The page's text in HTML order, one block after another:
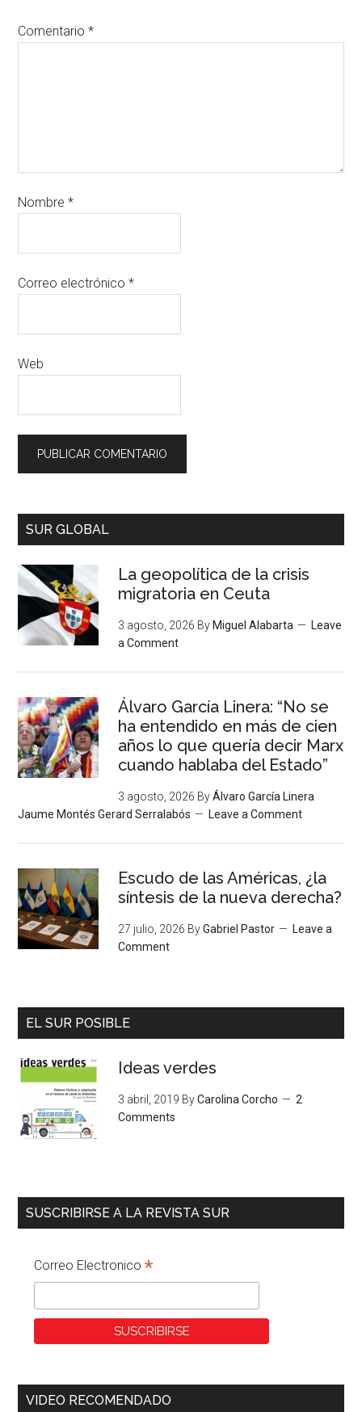
Comentario*
Nombre*
Correo electrónico*
Web
SUR GLOBAL
La geopolítica de la crisis
migratoria en Ceuta
3 agosto, 2026 By Miguel Alabarta
Leave
a Comment
Álvaro García Linera: “No se
ha entendido en más de cien
años lo que quería decir Marx
cuando hablaba del Estado”
3 agosto, 2026 ByÁlvaro García Linera
Jaume Montés Gerard Serralabós
Leave a Comment
Escudo de las Américas, ¿la
síntesis de la nueva derecha?
27 julio, 2026 ByGabriel Pastor
Leave a
Comment
EL SUR POSIBLE
Ideas verdes
3 abril, 2019 ByCarolina Corcho
2
Comments
SUSCRIBIRSE A LA REVISTA SUR
Correo Electronico*
VIDEO RECOMENDADO